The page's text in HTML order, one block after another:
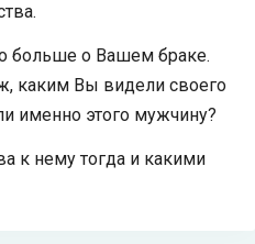
больше о Вашем браке.
каким Вы видели своего
именно этого мужчину?
к нему тогда и какими